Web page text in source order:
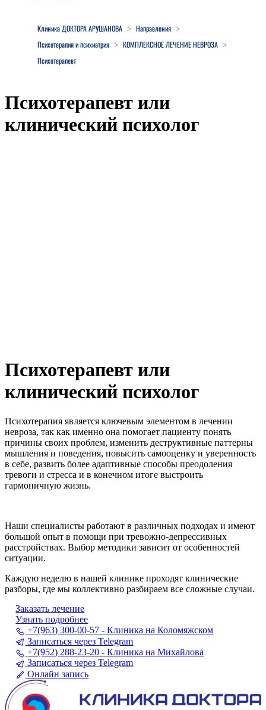
Клиника ДОКТОРА АРУШАНОВА > Направления >
Психотерапия и психиатрия > КОМПЛЕКСНОЕ ЛЕЧЕНИЕ НЕВРОЗА >
Психотерапевт
Психотерапевт или
клинический психолог
Психотерапевт или
клинический психолог
Психотерапия является ключевым элементом в лечении
невроза, так как именно она помогает пациенту понять
причины своих проблем, изменить деструктивные паттерны
мышления и поведения, повысить самооценку и уверенность
в себе, развить более адаптивные способы преодоления
тревоги и стресса и в конечном итоге выстроить
гармоничную жизнь.
Наши специалисты работают в различных подходах и имеют
большой опыт в помощи при тревожно-депрессивных
расстройствах. Выбор методики зависит от особенностей
ситуации.
Каждую неделю в нашей клинике проходят клинические
разборы, где мы коллективно разбираем все сложные случаи.
Заказать лечение
Узнать подробнее
+7(963) 300-00-57 - Клиника на Коломяжском
Записаться через Telegram
+7(952) 288-23-20 - Клиника на Михайлова
Записаться через Telegram
Онлайн запись